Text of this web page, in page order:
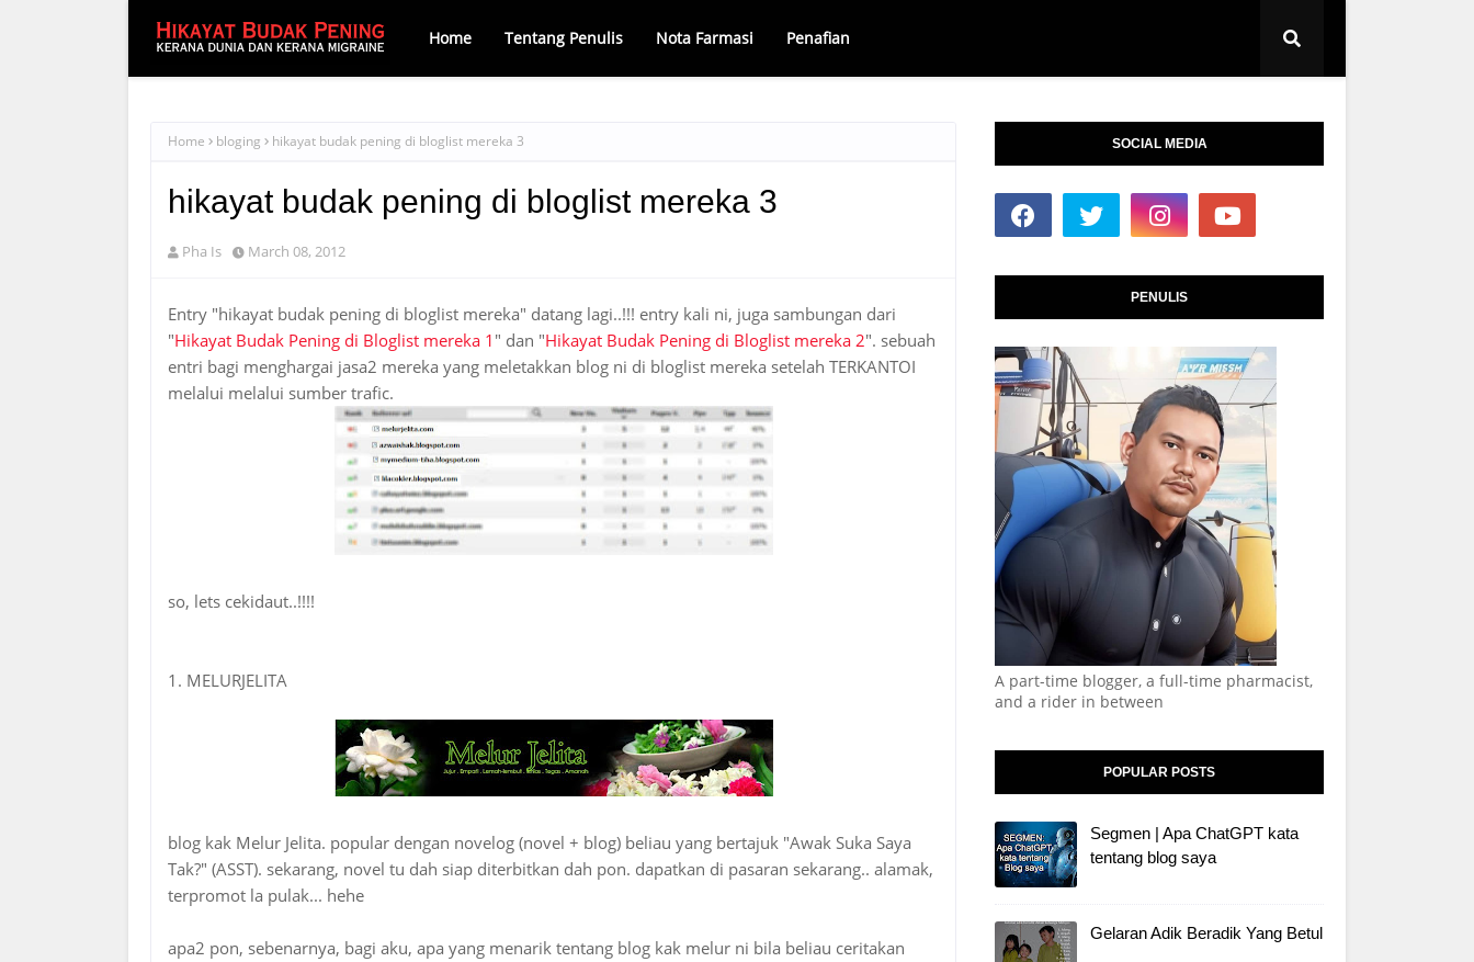
Home Tentang Penulis Nota Farmasi Penafian
Home bloging hikayat budak pening di bloglist mereka 3
hikayat budak pening di bloglist mereka 3
Pha Is March 08, 2012
Entry "hikayat budak pening di bloglist mereka" datang lagi..!!! entry kali ni, juga sambungan dari
"Hikayat Budak Pening di Bloglist mereka 1 " dan "Hikayat Budak Pening di Bloglist mereka 2". sebuah
entri bagi menghargai jasa2 mereka yang meletakkan blog ni di bloglist mereka setelah TERKANTOI
melalui melalui sumber trafic.
so, lets cekidaut..!!!!
1. MELURJELITA
blog kak Melur Jelita. popular dengan novelog (novel + blog) beliau yang bertajuk "Awak Suka Saya
Tak?" (ASST). sekarang, novel tu dah siap diterbitkan dah pon. dapatkan di pasaran sekarang.. alamak,
terpromot la pulak... hehe
apa2 pon, sebenarnya, bagi aku, apa yang menarik tentang blog kak melur ni bila beliau ceritakan
SOCIAL MEDIA
PENULIS
A part-time blogger, a full-time pharmacist,
and a rider in between
POPULAR POSTS
Segmen | Apa ChatGPT kata
tentang blog saya
Gelaran Adik Beradik Yang Betul